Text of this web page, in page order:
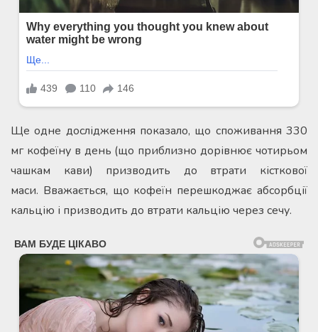
Ще одне дослідження показало, що споживання 330
мг кофеїну в день (що приблизно дорівнює чотирьом
чашкам кави) призводить до втрати кісткової
маси. Вважається, що кофеїн перешкоджає абсорбції
кальцію і призводить до втрати кальцію через сечу.